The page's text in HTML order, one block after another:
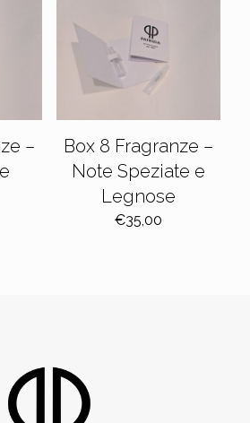
–
Box 8 Fragranze –
Note Speziate e
Legnose
€35,00